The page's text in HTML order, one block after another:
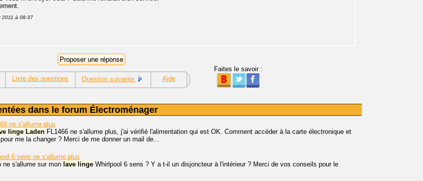
2011 à 08:37
Liste des questions Question suivante Aide
Faites le savoir :
dans le forum Électroménager
ne s'allume plus
linge Laden FL1466 ne s'allume plus, j'ai vérifié l'alimentation qui est OK. Comment accéder à la carte électronique et
me la changer ? Merci de me donner un mail de...
6 sens ne s'allume plus
ne s'allume sur mon lave linge Whirlpool 6 sens ? Y a t-il un disjoncteur à l'intérieur ? Merci de vos conseils pour le